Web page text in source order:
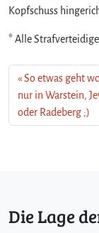
Kopfschuss
* Alle
So etwas geht
nur in Warstein,
oder Radeberg ;)
Die Lage